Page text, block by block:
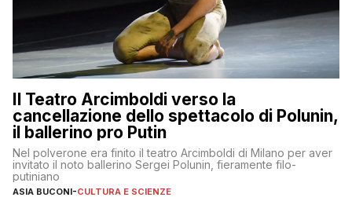
Il Teatro Arcimboldi verso la
cancellazione dello spettacolo di Polunin,
il ballerino pro Putin
Nel polverone era finito il teatro Arcimboldi di Milano per aver
invitato il noto ballerino Sergei Polunin, fieramente filo-
putiniano
ASIA BUCONI-CULTURA E SCIENZE